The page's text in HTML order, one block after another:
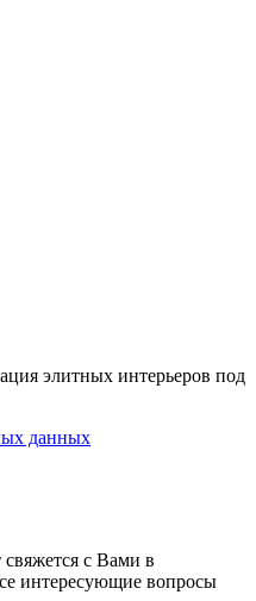
элитных интерьеров под
данных
свяжется с Вами в
интересующие вопросы